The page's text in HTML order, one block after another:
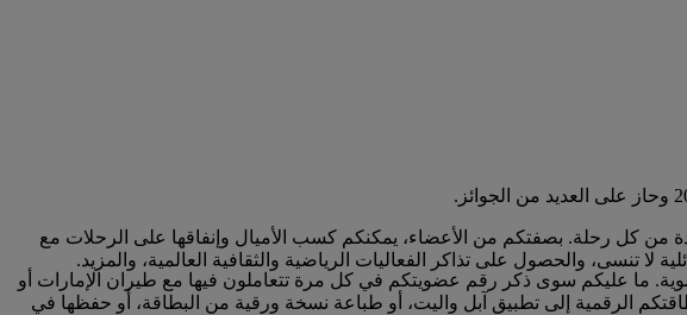
من كل رحلة. بصفتكم من الأعضاء، يمكنكم كسب الأميال وإنفاقها على الرحلات مع
تنسى، والحصول على تذاكر الفعاليات الرياضية والثقافية العالمية، والمزيد.
ما عليكم سوى ذكر رقم عضويتكم في كل مرة تتعاملون فيها مع طيران الإمارات أو
الرقمية إلى تطبيق آبل واليت، أو طباعة نسخة ورقية من البطاقة، أو حفظها في